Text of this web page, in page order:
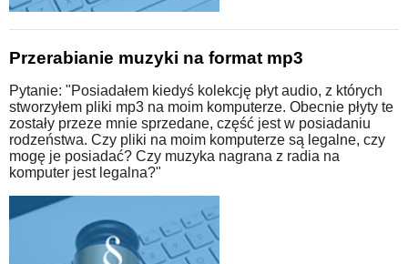
Przerabianie muzyki na format mp3
Pytanie: "Posiadałem kiedyś kolekcję płyt audio, z których
stworzyłem pliki mp3 na moim komputerze. Obecnie płyty te
zostały przeze mnie sprzedane, część jest w posiadaniu
rodzeństwa. Czy pliki na moim komputerze są legalne, czy
mogę je posiadać? Czy muzyka nagrana z radia na
komputer jest legalna?"